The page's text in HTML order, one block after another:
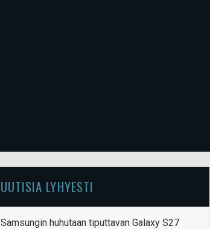
UUTISIA LYHYESTI
Samsungin huhutaan tiputtavan Galaxy S27